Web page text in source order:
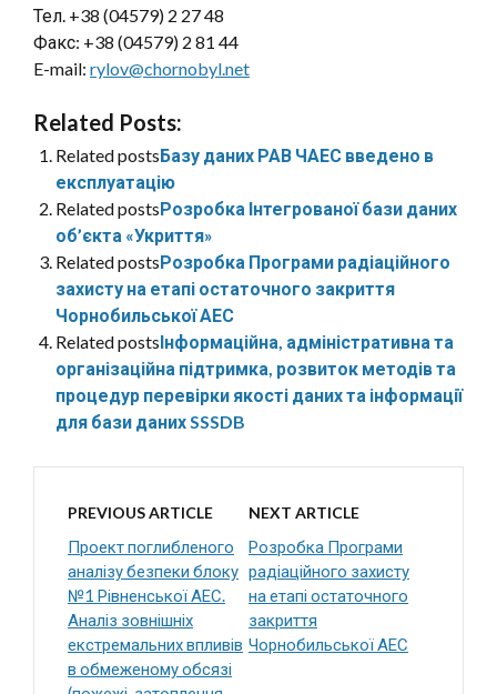
Тел. +38 (04579) 2 27 48
Факс: +38 (04579) 2 81 44
E-mail: rylov@chornobyl.net
Related Posts:
Related postsБазу даних РАВ ЧАЕС введено в
експлуатацію
Related postsРозробка Інтегрованої бази даних
об’єкта «Укриття»
Related postsРозробка Програми радіаційного
захисту на етапі остаточного закриття
Чорнобильської АЕС
Related postsІнформаційна, адміністративна та
організаційна підтримка, розвиток методів та
процедур перевірки якості даних та інформації
для бази даних SSSDB
PREVIOUS ARTICLE
Проект поглибленого
аналізу безпеки блоку
№1 Рівненської АЕС.
Аналіз зовнішніх
екстремальних впливів
в обмеженому обсязі
NEXT ARTICLE
Розробка Програми
радіаційного захисту
на етапі остаточного
закриття
Чорнобильської АЕС